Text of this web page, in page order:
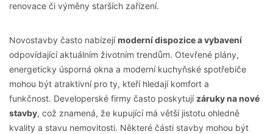
renovace či výměny starších zařízení.
Novostavby často nabízejímoderní dispozice a vybavení
odpovídající aktuálním životním trendům. Otevřené plány,
energeticky úsporná okna a moderní kuchyňské spotřebiče
mohou být atraktivní pro ty, kteří hledají komfort a
funkčnost. Developerské firmy často poskytují záruky na nové
stavby, což znamená, že kupující má větší jistotu ohledně
kvality a stavu nemovitosti. Některé části stavby mohou být